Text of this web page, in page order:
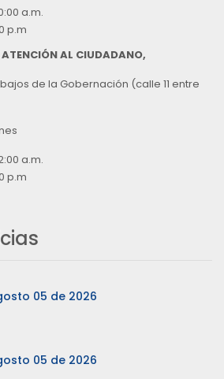
a.m.
p.m
AL CIUDADANO,
de la Gobernación (calle 11 entre
a.m.
p.m
05 de 2026
05 de 2026